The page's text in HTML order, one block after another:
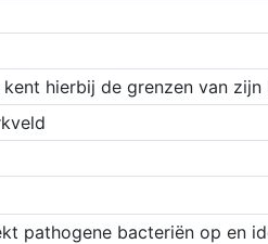
hierbij de grenzen van zijn
pathogene bacteriën op en